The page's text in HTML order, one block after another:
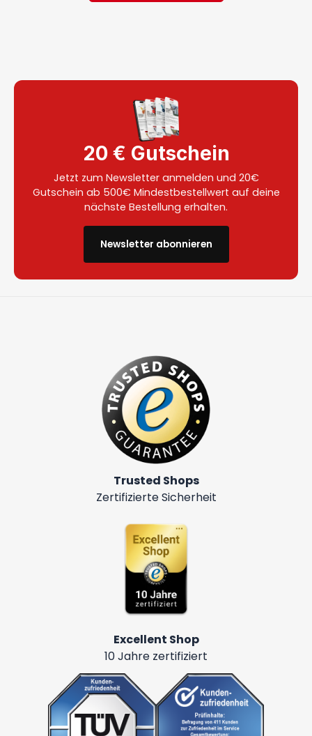
20 € Gutschein
Jetzt zum Newsletter anmelden und 20€
Gutschein ab 500€ Mindestbestellwert auf deine
nächste Bestellung erhalten.
Newsletter abonnieren
Trusted Shops
Zertifizierte Sicherheit
Excellent Shop
10 Jahre zertifiziert